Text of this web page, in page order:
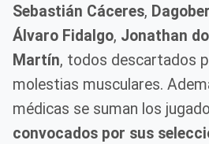
Sebastián Cáceres,
Álvaro Fidalgo, Jonathan
Martín, todos descartados
molestias musculares.
médicas se suman los
convocados por sus